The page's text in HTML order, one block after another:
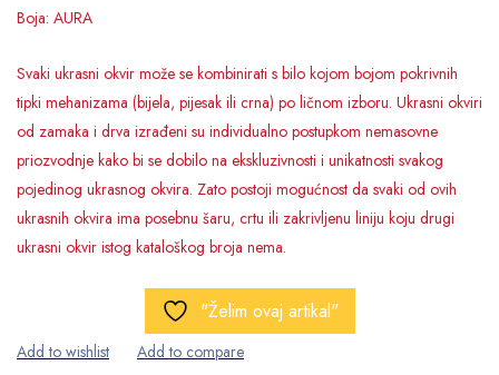
Boja: AURA
Svaki ukrasni okvir može se kombinirati s bilo kojom bojom pokrivnih
tipki mehanizama (bijela, pijesak ili crna) po ličnom izboru. Ukrasni okviri
od zamaka i drva izrađeni su individualno postupkom nemasovne
priozvodnje kako bi se dobilo na ekskluzivnosti i unikatnosti svakog
pojedinog ukrasnog okvira. Zato postoji mogućnost da svaki od ovih
ukrasnih okvira ima posebnu šaru, crtu ili zakrivljenu liniju koju drugi
ukrasni okvir istog kataloškog broja nema.
"Želim ovaj artikal"